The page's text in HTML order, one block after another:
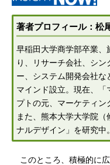
著者プロフィール：松
早稲田大学商学部卒業、
り、リサーチ会社、シ
ー、システム開発会社
マインド設立。現在、
プトの元、マーケティン
また、熊本大学大学院
ナルデザイン」を研究中。
このところ、積極的に